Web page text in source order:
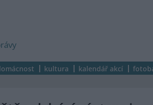
kultura kalendář akcí